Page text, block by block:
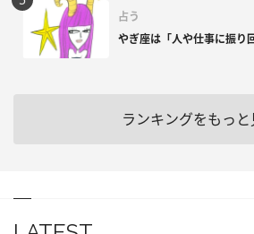
占う
やぎ座は「人や仕事に振り
ランキングをもっと